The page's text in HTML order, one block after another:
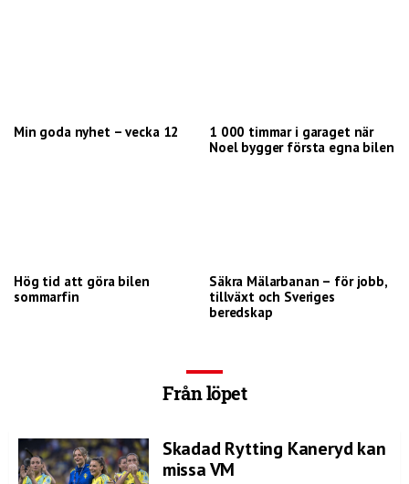
Min goda nyhet – vecka 12
1 000 timmar i garaget när
Noel bygger första egna bilen
Hög tid att göra bilen
sommarfin
Säkra Mälarbanan – för jobb,
tillväxt och Sveriges
beredskap
Från löpet
Skadad Rytting Kaneryd kan
missa VM